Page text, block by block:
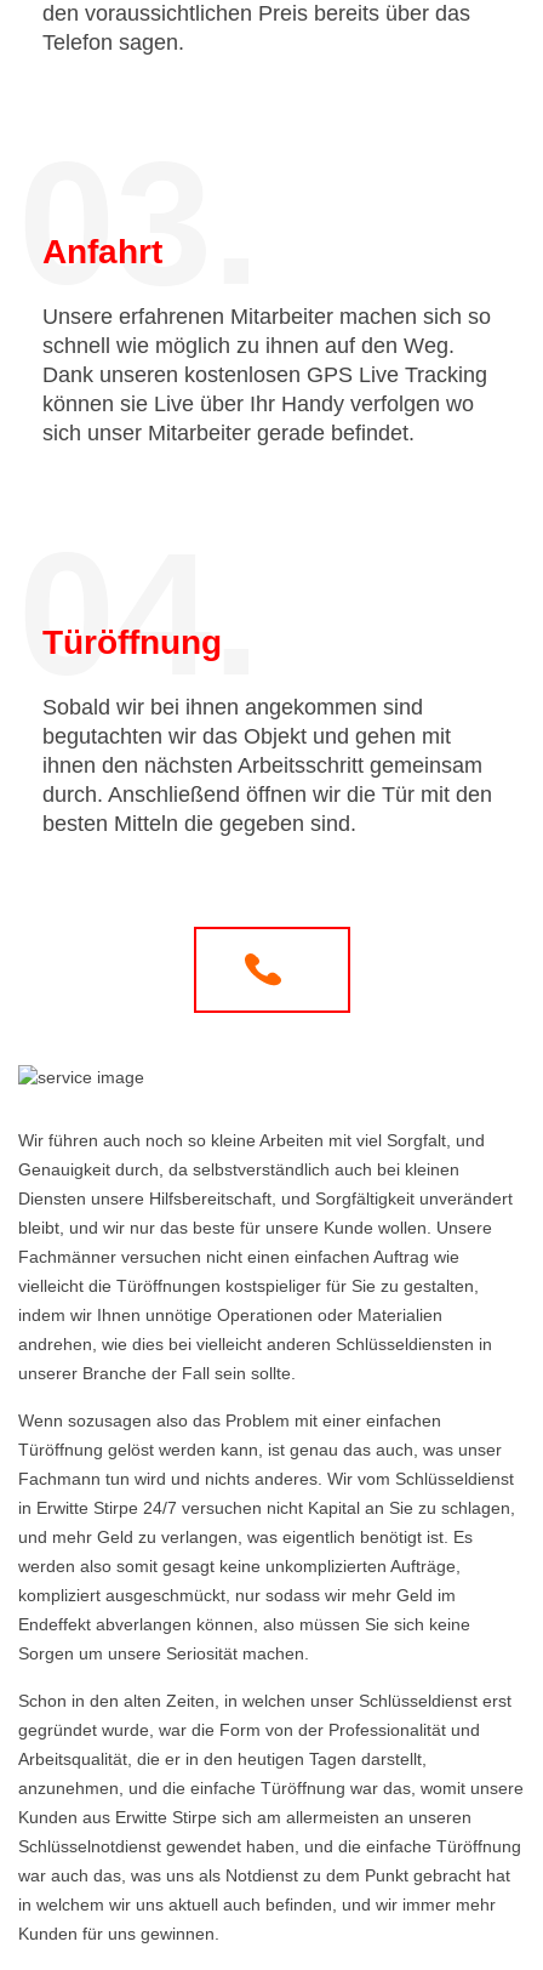
den voraussichtlichen Preis bereits über das
Telefon sagen.
03.
Anfahrt
Unsere erfahrenen Mitarbeiter machen sich so
schnell wie möglich zu ihnen auf den Weg.
Dank unseren kostenlosen GPS Live Tracking
können sie Live über Ihr Handy verfolgen wo
sich unser Mitarbeiter gerade befindet.
04.
Türöffnung
Sobald wir bei ihnen angekommen sind
begutachten wir das Objekt und gehen mit
ihnen den nächsten Arbeitsschritt gemeinsam
durch. Anschließend öffnen wir die Tür mit den
besten Mitteln die gegeben sind.
Wir führen auch noch so kleine Arbeiten mit viel Sorgfalt, und
Genauigkeit durch, da selbstverständlich auch bei kleinen
Diensten unsere Hilfsbereitschaft, und Sorgfältigkeit unverändert
bleibt, und wir nur das beste für unsere Kunde wollen. Unsere
Fachmänner versuchen nicht einen einfachen Auftrag wie
vielleicht die Türöffnungen kostspieliger für Sie zu gestalten,
indem wir Ihnen unnötige Operationen oder Materialien
andrehen, wie dies bei vielleicht anderen Schlüsseldiensten in
unserer Branche der Fall sein sollte.
Wenn sozusagen also das Problem mit einer einfachen
Türöffnung gelöst werden kann, ist genau das auch, was unser
Fachmann tun wird und nichts anderes. Wir vom Schlüsseldienst
in Erwitte Stirpe 24/7 versuchen nicht Kapital an Sie zu schlagen,
und mehr Geld zu verlangen, was eigentlich benötigt ist. Es
werden also somit gesagt keine unkomplizierten Aufträge,
kompliziert ausgeschmückt, nur sodass wir mehr Geld im
Endeffekt abverlangen können, also müssen Sie sich keine
Sorgen um unsere Seriosität machen.
Schon in den alten Zeiten, in welchen unser Schlüsseldienst erst
gegründet wurde, war die Form von der Professionalität und
Arbeitsqualität, die er in den heutigen Tagen darstellt,
anzunehmen, und die einfache Türöffnung war das, womit unsere
Kunden aus Erwitte Stirpe sich am allermeisten an unseren
Schlüsselnotdienst gewendet haben, und die einfache Türöffnung
war auch das, was uns als Notdienst zu dem Punkt gebracht hat
in welchem wir uns aktuell auch befinden, und wir immer mehr
Kunden für uns gewinnen.